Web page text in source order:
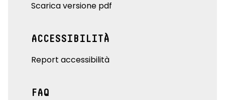
Scarica versione pdf
ACCESSIBILITÀ
Report accessibilità
FAQ